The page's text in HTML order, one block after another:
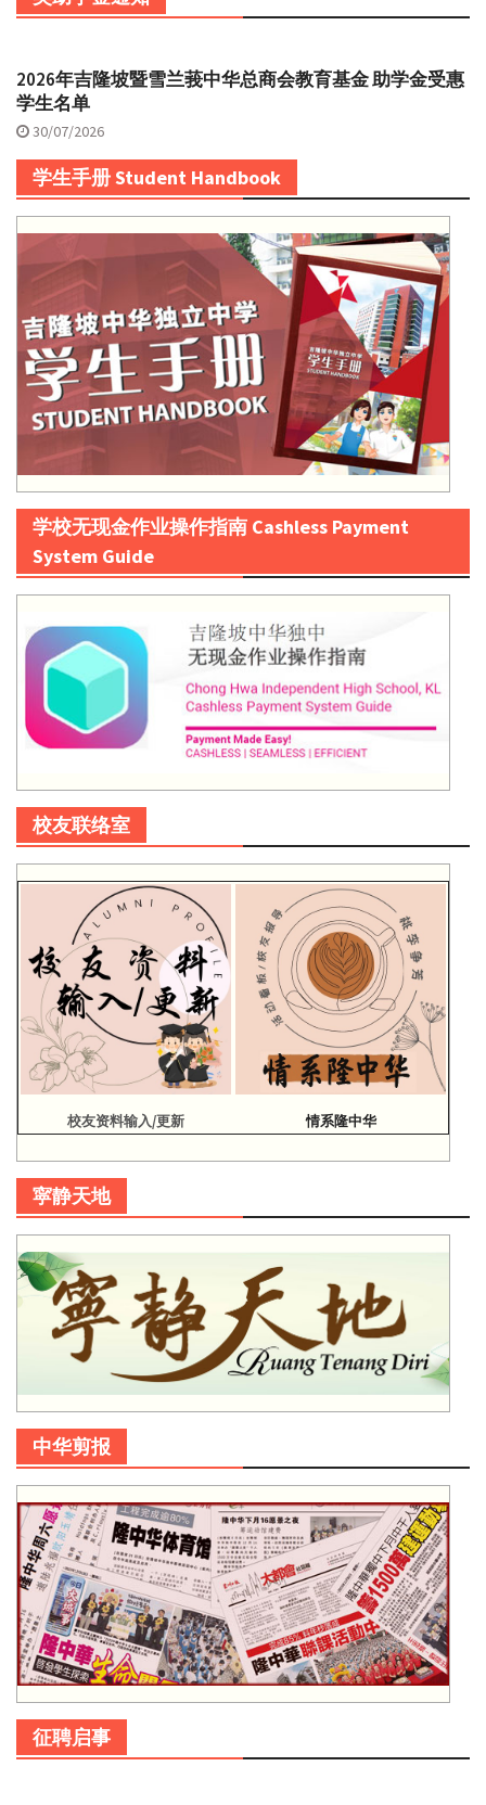
2026年吉隆坡暨雪兰莪中华总商会教育基金 助学金受惠
学生名单
30/07/2026
学生手册 Student Handbook
学校无现金作业操作指南 Cashless Payment
System Guide
校友联络室
校友资料输入/更新 情系隆中华
寜静天地
中华剪报
征聘启事